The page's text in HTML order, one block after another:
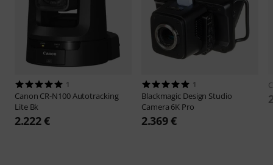
1
Canon CR-N100 Autotracking
Lite Bk
2.222 €
1
Blackmagic Design Studio
Camera 6K Pro
2.369 €